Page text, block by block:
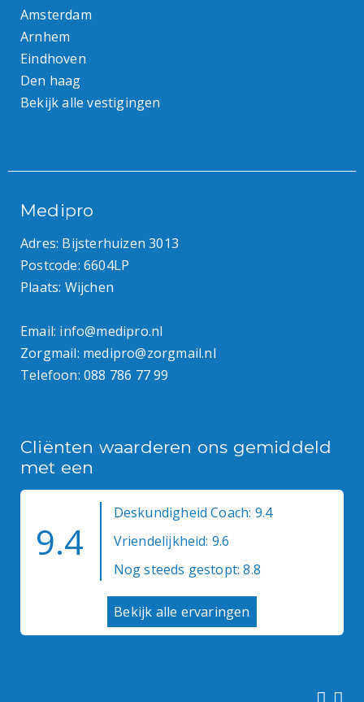
Amsterdam
Arnhem
Eindhoven
Den haag
Bekijk alle vestigingen
Medipro
Adres: Bijsterhuizen 3013
Postcode: 6604LP
Plaats: Wijchen
Email: info@medipro.nl
Zorgmail: medipro@zorgmail.nl
Telefoon: 088 786 77 99
Cliënten waarderen ons gemiddeld
met een
9.4
Deskundigheid Coach: 9.4
Vriendelijkheid: 9.6
Nog steeds gestopt: 8.8
Bekijk alle ervaringen